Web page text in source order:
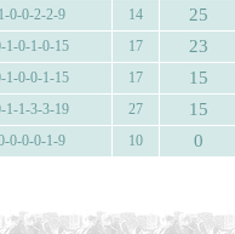
1-0-0-2-2-9 14 25
1-0-1-0-15 17 23
1-0-0-1-15 17 15
1-1-3-3-19 27 15
0-0-0-1-9 10 0